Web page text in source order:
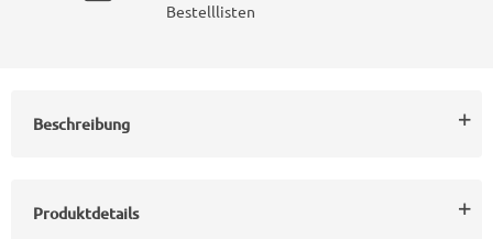
Bestelllisten
Beschreibung
Produktdetails